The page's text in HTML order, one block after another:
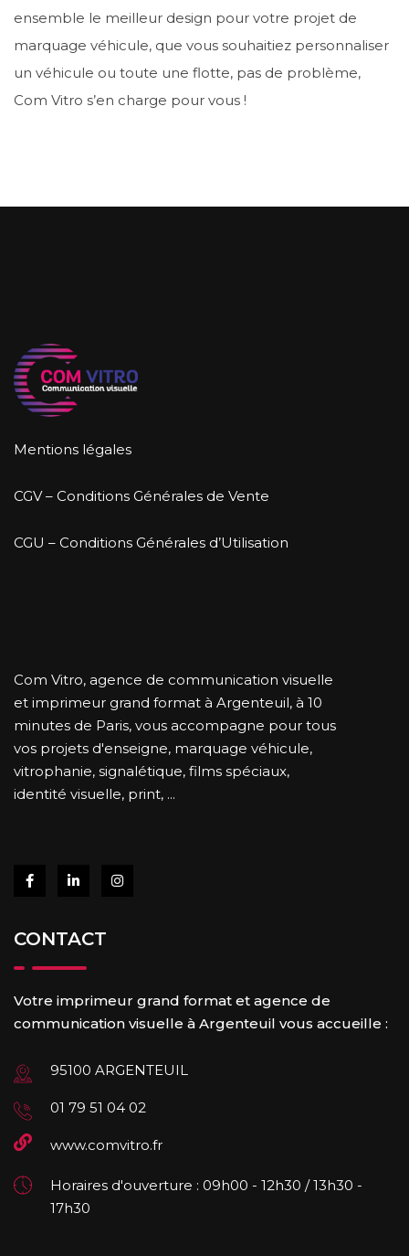
ensemble le meilleur design pour votre projet de
marquage véhicule, que vous souhaitiez personnaliser
un véhicule ou toute une flotte, pas de problème,
Com Vitro s’en charge pour vous !
Mentions légales
CGV – Conditions Générales de Vente
CGU – Conditions Générales d’Utilisation
Com Vitro, agence de communication visuelle
et imprimeur grand format à Argenteuil, à 10
minutes de Paris, vous accompagne pour tous
vos projets d'enseigne, marquage véhicule,
vitrophanie, signalétique, films spéciaux,
identité visuelle, print, ...
CONTACT
Votre imprimeur grand format et agence de
communication visuelle à Argenteuil vous accueille :
95100 ARGENTEUIL
01 79 51 04 02
www.comvitro.fr
Horaires d'ouverture : 09h00 - 12h30 / 13h30 -
17h30